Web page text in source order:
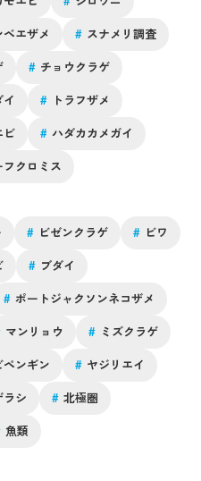
ベエザメ # スナメリ調査
# チョウクラゲ
# トラフザメ
ビ # ハダカカメガイ
フクロミス
# ビゼンクラゲ # ビワ
# ブダイ
# ポートジャクソンネコザメ
マンリョウ # ミズクラゲ
ペンギン # ヤジリエイ
ラシ # 北極圏
魚類